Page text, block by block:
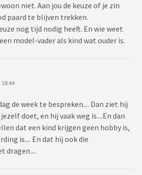
niet. Aan jou de keuze of je zin
paard te blijven trekken.
nog tijd nodig heeft. En wie weet
model-vader als kind wat ouder is.
de week te bespreken.... Dan ziet hij
doet, en hij vaak weg is....En dan
dat een kind krijgen geen hobby is,
is.... En dat hij ook die
dragen....